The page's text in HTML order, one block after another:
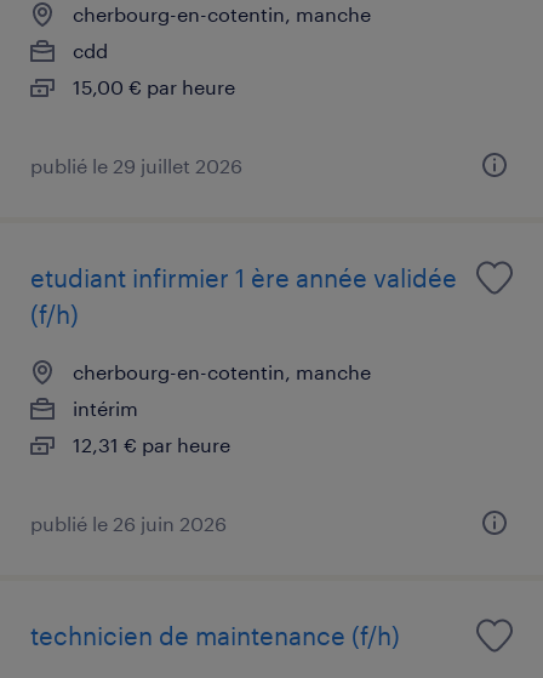
cherbourg-en-cotentin, manche
cdd
15,00 € par heure
publié le 29 juillet 2026
etudiant infirmier 1 ère année validée
(f/h)
cherbourg-en-cotentin, manche
intérim
12,31 € par heure
publié le 26 juin 2026
technicien de maintenance (f/h)